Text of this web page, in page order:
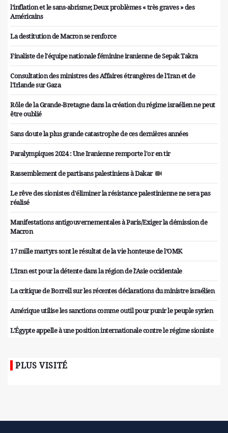
l'inflation et le sans-abrisme; Deux problèmes « très graves » des
Américains
La destitution de Macron se renforce
Finaliste de l'équipe nationale féminine iranienne de Sepak Takra
Consultation des ministres des Affaires étrangères de l'Iran et de
l'Irlande sur Gaza
Rôle de la Grande-Bretagne dans la création du régime israélien ne peut
être oublié
Sans doute la plus grande catastrophe de ces dernières années
Paralympiques 2024 : Une Iranienne remporte l'or en tir
Rassemblement de partisans palestiniens à Dakar
Le rêve des sionistes d'éliminer la résistance palestinienne ne sera pas
réalisé
Manifestations antigouvernementales à Paris/Exiger la démission de
Macron
17 mille martyrs sont le résultat de la vie honteuse de l’OMK
L'Iran est pour la détente dans la région de l'Asie occidentale
La critique de Borrell sur les récentes déclarations du ministre israélien
Amérique utilise les sanctions comme outil pour punir le peuple syrien
L'Égypte appelle à une position internationale contre le régime sioniste
PLUS VISITÉ